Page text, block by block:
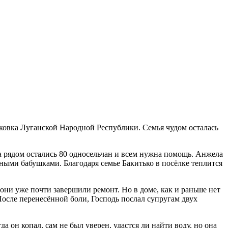
Луганской Народной Республики. Семья чудом осталась
рядом остались 80 односельчан и всем нужна помощь. Анжела
бабушками. Благодаря семье Бакитько в посёлке теплится
уже почти завершили ремонт. Но в доме, как и раньше нет
перенесённой боли, Господь послал супругам двух
копал, сам не был уверен, удастся ли найти воду, но она